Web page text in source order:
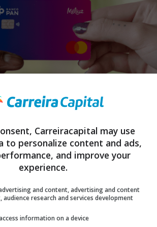
também é isento de anuidade. Seus
e ainda até 1,8% em compras feitas nos
também é possível conseguir cupons
Carreiracapital may use
to personalize content and ads,
and improve your
experience.
and content, advertising and content
audience research and services development
information on a device